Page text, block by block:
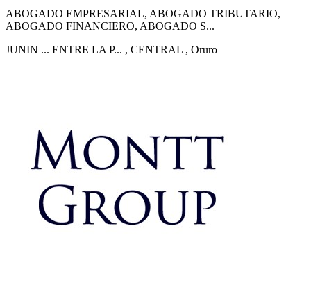
ABOGADO EMPRESARIAL, ABOGADO TRIBUTARIO,
ABOGADO FINANCIERO, ABOGADO S...
JUNIN ... ENTRE LA P... , CENTRAL , Oruro